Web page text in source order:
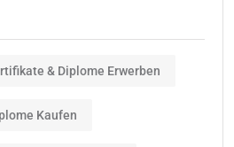
& Diplome Erwerben
Kaufen